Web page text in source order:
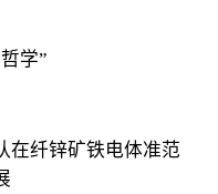
学”
在纤锌矿铁电体准范